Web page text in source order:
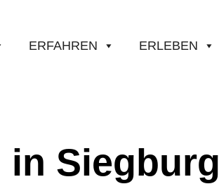
ERFAHREN ERLEBEN
in Siegburg